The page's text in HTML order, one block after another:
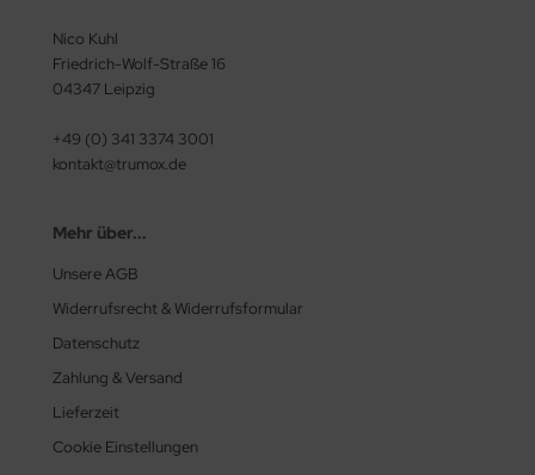
Nico Kuhl
Friedrich-Wolf-Straße 16
04347 Leipzig
+49 (0) 341 3374 3001
kontakt@trumox.de
Mehr über...
Unsere AGB
Widerrufsrecht & Widerrufsformular
Datenschutz
Zahlung & Versand
Lieferzeit
Cookie Einstellungen